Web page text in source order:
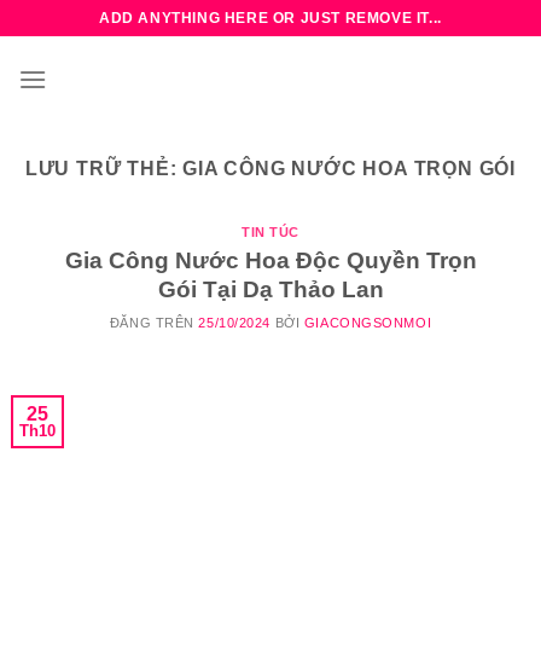
nội
ADD ANYTHING HERE OR JUST REMOVE IT...
LƯU TRỮ THẺ:GIA CÔNG NƯỚC HOA TRỌN GÓI
TIN TÚC
Gia Công Nước Hoa Độc Quyền Trọn
Gói Tại Dạ Thảo Lan
ĐĂNG TRÊN25/10/2024 BỞI GIACONGSONMOI
25
Th10